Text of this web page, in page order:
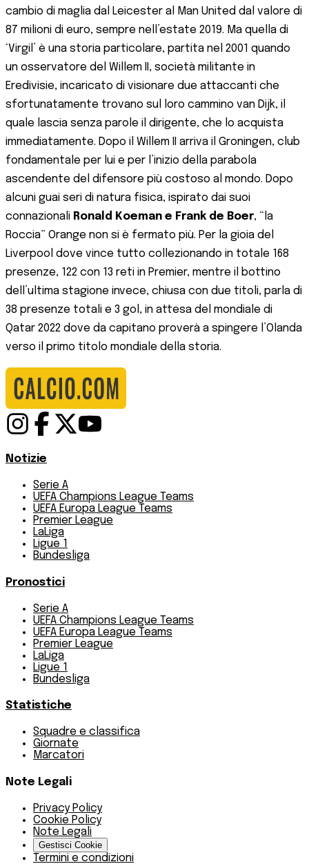
cambio di maglia dal Leicester al Man United dal valore di
87 milioni di euro, sempre nell’estate 2019. Ma quella di
‘Virgil’ è una storia particolare, partita nel 2001 quando
un osservatore del Willem II, società militante in
Eredivisie, incaricato di visionare due attaccanti che
sfortunatamente trovano sul loro cammino van Dijk, il
quale lascia senza parole il dirigente, che lo acquista
immediatamente. Dopo il Willem II arriva il Groningen, club
fondamentale per lui e per l’inizio della parabola
ascendente del difensore più costoso al mondo. Dopo
alcuni guai seri di natura fisica, ispirato dai suoi
connazionali Ronald Koeman e Frank de Boer, “la
Roccia” Orange non si è fermato più. Per la gioia del
Liverpool dove vince tutto collezionando in totale 168
presenze, 122 con 13 reti in Premier, mentre il bottino
dell’ultima stagione invece, chiusa con due titoli, parla di
38 presenze totali e 3 gol, in attesa del mondiale di
Qatar 2022 dove da capitano proverà a spingere l’Olanda
verso il primo titolo mondiale della storia.
Notizie
Serie A
UEFA Champions League Teams
UEFA Europa League Teams
Premier League
LaLiga
Ligue 1
Bundesliga
Pronostici
Serie A
UEFA Champions League Teams
UEFA Europa League Teams
Premier League
LaLiga
Ligue 1
Bundesliga
Statistiche
Squadre e classifica
Giornate
Marcatori
Note Legali
Privacy Policy
Cookie Policy
Note Legali
Gestisci Cookie
Termini e condizioni